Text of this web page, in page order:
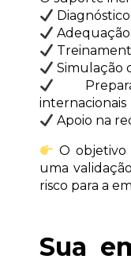
Simulação
internacionais
Apoio na
O objetivo
uma
risco para a
Sua